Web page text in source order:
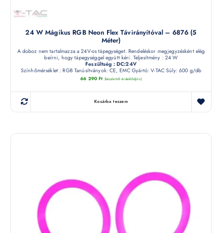
24 W Mágikus RGB Neon Flex Távirányítóval – 6876 (5
Méter)
A doboz nem tartalmazza a 24V-os tápegységet. Rendeléskor megjegyzésként elég
beírni, hogy tápegységgel együtt kéri. Teljesítmény : 24 W
Feszültség : DC:24V
Színhőmérséklet : RGB Tanúsítványok: CE, EMC Gyártó: V-TAC Súly: 600 g/db
66 290Ft (készletről érdeklődjön)
Kosárba teszem